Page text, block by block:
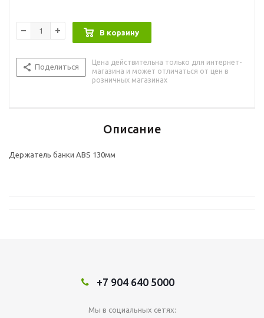
В корзину
Поделиться
Цена действительна только для интернет-
магазина и может отличаться от цен в
розничных магазинах
Описание
Держатель банки ABS 130мм
+7 904 640 5000
Мы в социальных сетях: